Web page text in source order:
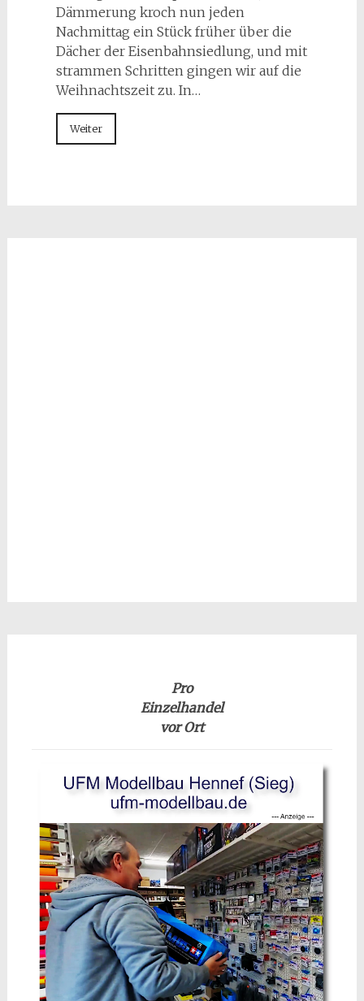
Dämmerung kroch nun jeden
Nachmittag ein Stück früher über die
Dächer der Eisenbahnsiedlung, und mit
strammen Schritten gingen wir auf die
Weihnachtszeit zu. In…
Weiter
Pro
Einzelhandel
vor Ort